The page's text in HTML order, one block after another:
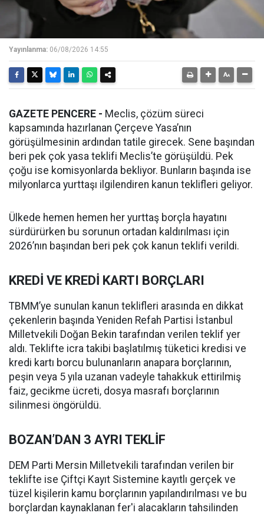
Yayınlanma: 06/08/2026 14:55
GAZETE PENCERE - Meclis, çözüm süreci
kapsamında hazırlanan Çerçeve Yasa’nın
görüşülmesinin ardından tatile girecek. Sene başından
beri pek çok yasa teklifi Meclis’te görüşüldü. Pek
çoğu ise komisyonlarda bekliyor. Bunların başında ise
milyonlarca yurttaşı ilgilendiren kanun teklifleri geliyor.
Ülkede hemen hemen her yurttaş borçla hayatını
sürdürürken bu sorunun ortadan kaldırılması için
2026’nın başından beri pek çok kanun teklifi verildi.
KREDİ VE KREDİ KARTI BORÇLARI
TBMM’ye sunulan kanun teklifleri arasında en dikkat
çekenlerin başında Yeniden Refah Partisi İstanbul
Milletvekili Doğan Bekin tarafından verilen teklif yer
aldı. Teklifte icra takibi başlatılmış tüketici kredisi ve
kredi kartı borcu bulunanların anapara borçlarının,
peşin veya 5 yıla uzanan vadeyle tahakkuk ettirilmiş
faiz, gecikme ücreti, dosya masrafı borçlarının
silinmesi öngörüldü.
BOZAN’DAN 3 AYRI TEKLİF
DEM Parti Mersin Milletvekili tarafından verilen bir
teklifte ise Çiftçi Kayıt Sistemine kayıtlı gerçek ve
tüzel kişilerin kamu borçlarının yapılandırılması ve bu
borçlardan kaynaklanan fer'i alacakların tahsilinden